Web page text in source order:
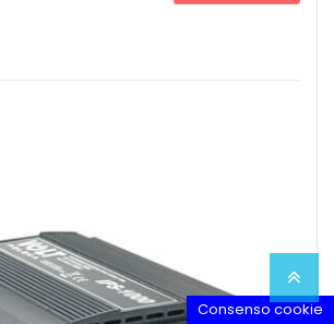
Consenso cookie